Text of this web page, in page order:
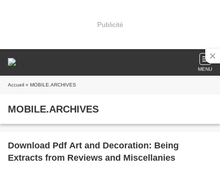
Publicité
MENU
Accueil » MOBILE.ARCHIVES
MOBILE.ARCHIVES
Download Pdf Art and Decoration: Being
Extracts from Reviews and Miscellanies